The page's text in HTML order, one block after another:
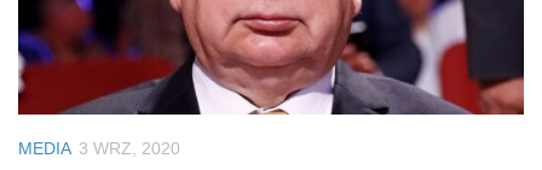
MEDIA 3 WRZ, 2020